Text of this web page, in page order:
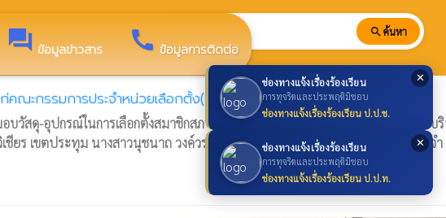
✕
ช่องทางแจ้งเรื่องร้องเรียน
การทุจริตและประพฤติมิชอบ
ช่องทางแจ้งเรื่องร้องเรียน ป.ป.ช.
✕
ช่องทางแจ้งเรื่องร้องเรียน
การทุจริตและประพฤติมิชอบ
ช่องทางแจ้งเรื่องร้องเรียน ป.ป.ท.
forum ข้อมูลข่าวสาร call ข้อมูลการติดต่อ
search ค้นหา
คณะกรรมการประจำหน่วยเลือกตั้ง(กปน.) (30 ภาพ)
วัสดุ-อุปกรณ์ในการเลือกตั้งสมาชิกสภาองค์การบริหารส่วนตำบลและนายกองค์การบ
ยร เขตประทุม นางสาวนุชนาถ วงค์วรรณ นายวารินทร์ ประจงสาร จนท.กกต.ประจำ